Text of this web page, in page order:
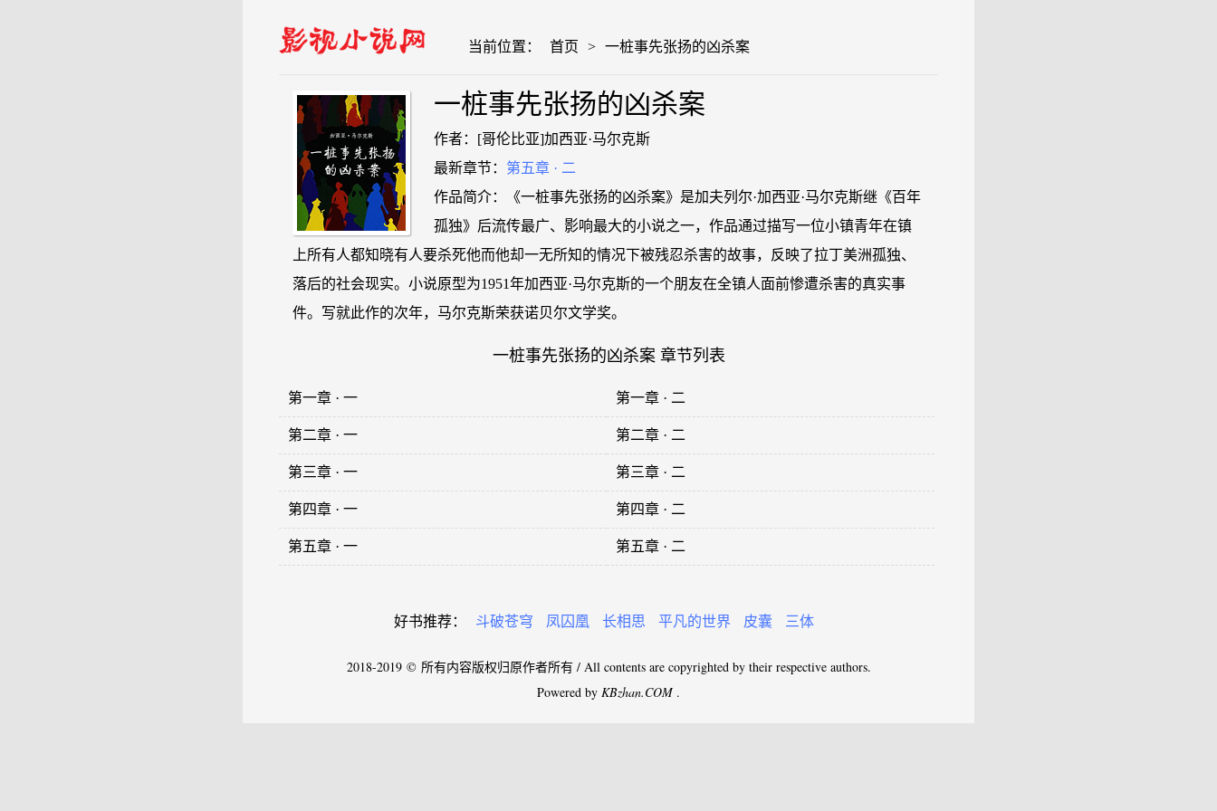
当前位置： 首页 > 一桩事先张扬的凶杀案
一桩事先张扬的凶杀案
作者：[哥伦比亚]加西亚·马尔克斯
最新章节： 第五章 · 二
作品简介：《一桩事先张扬的凶杀案》是加夫列尔·加西亚·马尔克斯继《百年
孤独》后流传最广、影响最大的小说之一，作品通过描写一位小镇青年在镇
上所有人都知晓有人要杀死他而他却一无所知的情况下被残忍杀害的故事，反映了拉丁美洲孤独、
落后的社会现实。小说原型为1951年加西亚·马尔克斯的一个朋友在全镇人面前惨遭杀害的真实事
件。写就此作的次年，马尔克斯荣获诺贝尔文学奖。
一桩事先张扬的凶杀案 章节列表
第一章 · 一 第一章 · 二
第二章 · 一 第二章 · 二
第三章 · 一 第三章 · 二
第四章 · 一 第四章 · 二
第五章 · 一 第五章 · 二
好书推荐： 斗破苍穹 凤囚凰 长相思 平凡的世界 皮囊 三体
2018-2019 © 所有内容版权归原作者所有 / All contents are copyrighted by their respective authors.
Powered by KBzhan.COM .